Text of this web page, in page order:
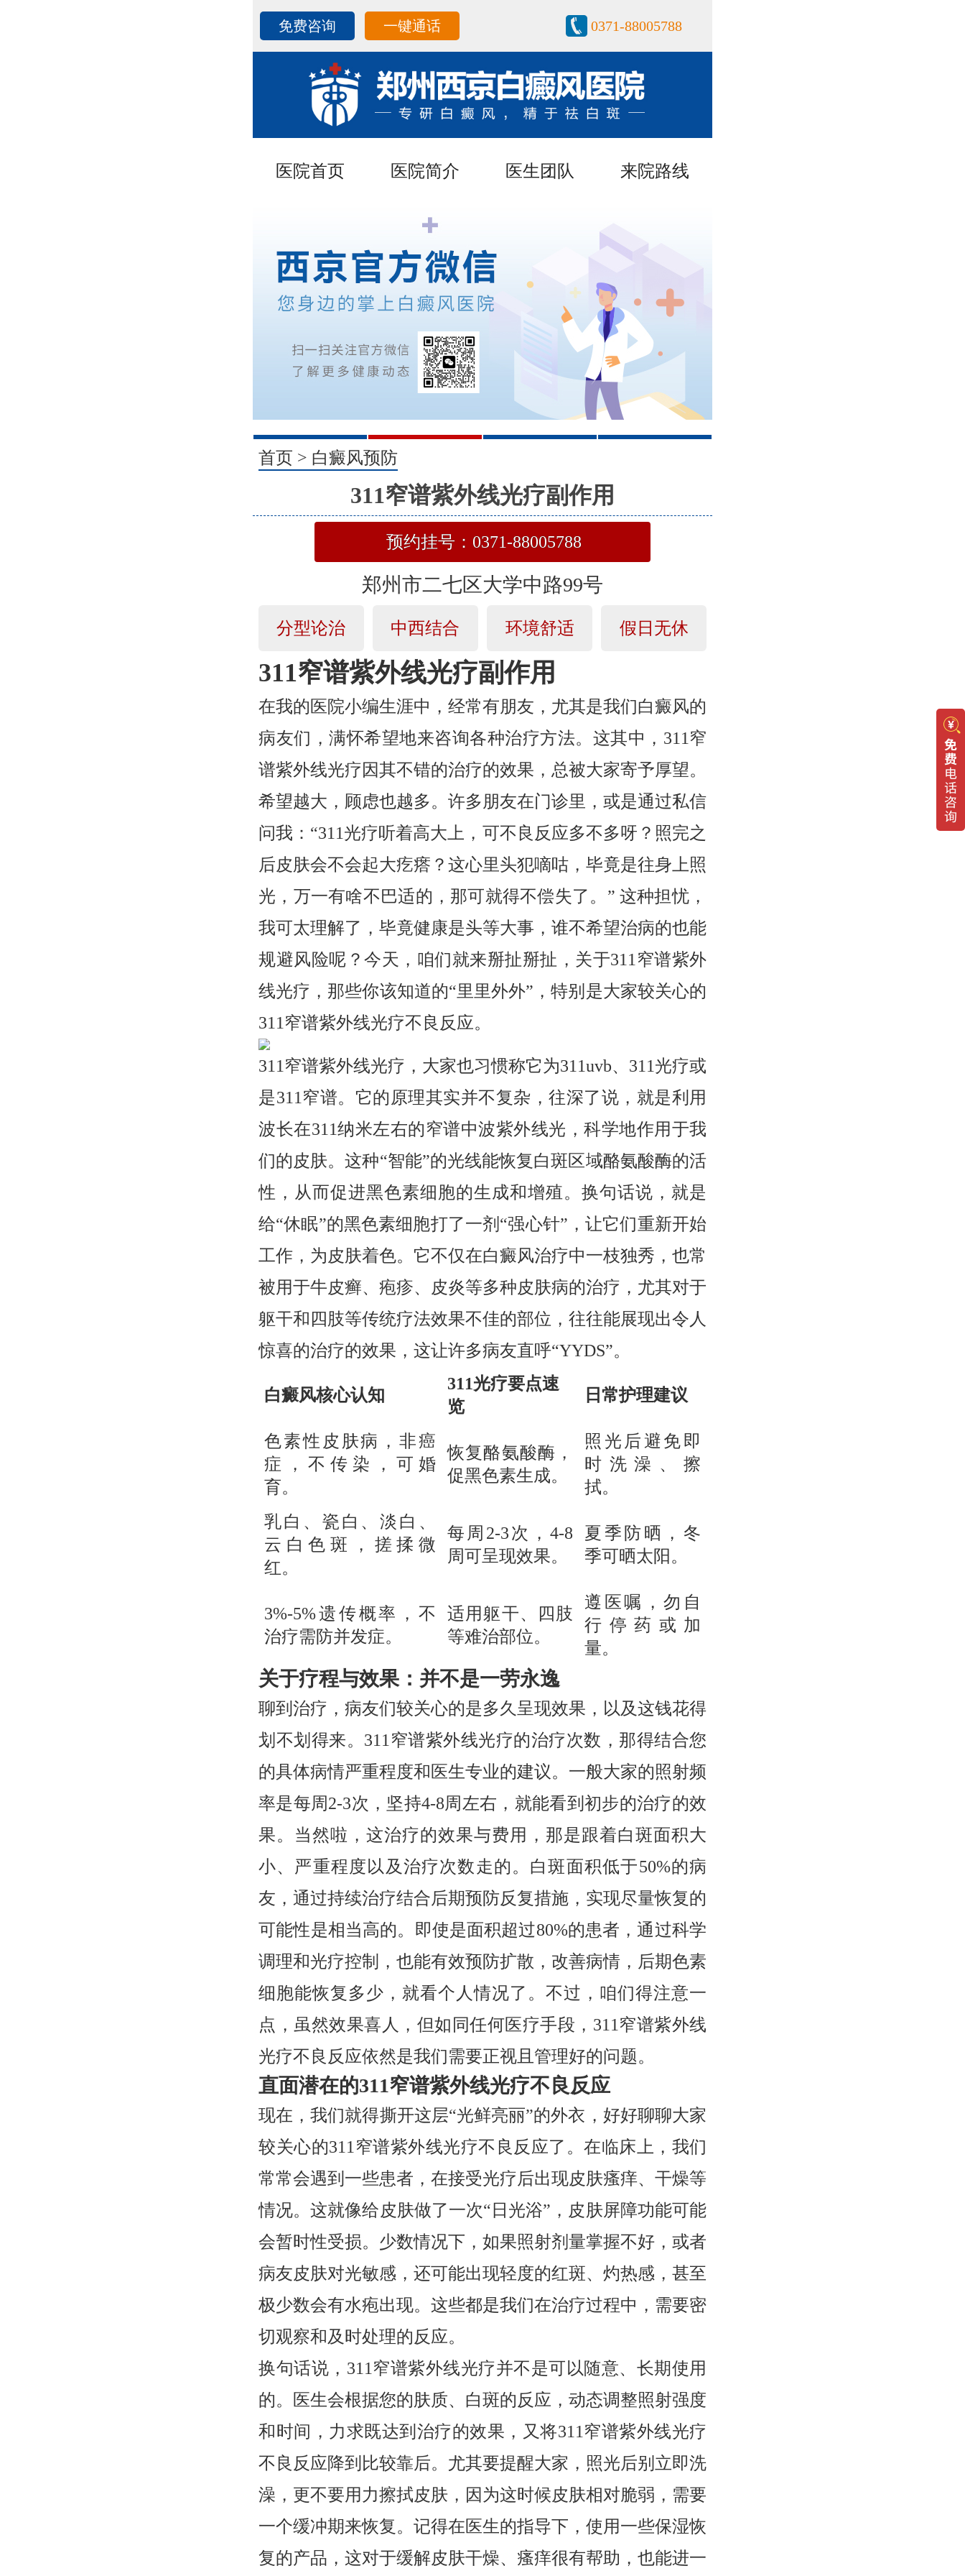
免费咨询 一键通话 0371-88005788
医院首页 医院简介 医生团队 来院路线
1 2 3 4
首页 > 白癜风预防
311窄谱紫外线光疗副作用
预约挂号：0371-88005788
郑州市二七区大学中路99号
分型论治 中西结合 环境舒适 假日无休
311窄谱紫外线光疗副作用
在我的医院小编生涯中，经常有朋友，尤其是我们白癜风的
病友们，满怀希望地来咨询各种治疗方法。这其中，311窄
谱紫外线光疗因其不错的治疗的效果，总被大家寄予厚望。
希望越大，顾虑也越多。许多朋友在门诊里，或是通过私信
问我：“311光疗听着高大上，可不良反应多不多呀？照完之
后皮肤会不会起大疙瘩？这心里头犯嘀咕，毕竟是往身上照
光，万一有啥不巴适的，那可就得不偿失了。” 这种担忧，
我可太理解了，毕竟健康是头等大事，谁不希望治病的也能
规避风险呢？今天，咱们就来掰扯掰扯，关于311窄谱紫外
线光疗，那些你该知道的“里里外外”，特别是大家较关心的
311窄谱紫外线光疗不良反应。
311窄谱紫外线光疗，大家也习惯称它为311uvb、311光疗或
是311窄谱。它的原理其实并不复杂，往深了说，就是利用
波长在311纳米左右的窄谱中波紫外线光，科学地作用于我
们的皮肤。这种“智能”的光线能恢复白斑区域酪氨酸酶的活
性，从而促进黑色素细胞的生成和增殖。换句话说，就是
给“休眠”的黑色素细胞打了一剂“强心针”，让它们重新开始
工作，为皮肤着色。它不仅在白癜风治疗中一枝独秀，也常
被用于牛皮癣、疱疹、皮炎等多种皮肤病的治疗，尤其对于
躯干和四肢等传统疗法效果不佳的部位，往往能展现出令人
惊喜的治疗的效果，这让许多病友直呼“YYDS”。
白癜风核心认知
311光疗要点速
览
日常护理建议
色素性皮肤病，非癌
症，不传染，可婚
育。
恢复酪氨酸酶，
促黑色素生成。
照光后避免即
时洗澡、擦
拭。
乳白、瓷白、淡白、
云白色斑，搓揉微
红。
每周2-3次，4-8
周可呈现效果。
夏季防晒，冬
季可晒太阳。
3%-5%遗传概率，不
治疗需防并发症。
适用躯干、四肢
等难治部位。
遵医嘱，勿自
行停药或加
量。
关于疗程与效果：并不是一劳永逸
聊到治疗，病友们较关心的是多久呈现效果，以及这钱花得
划不划得来。311窄谱紫外线光疗的治疗次数，那得结合您
的具体病情严重程度和医生专业的建议。一般大家的照射频
率是每周2-3次，坚持4-8周左右，就能看到初步的治疗的效
果。当然啦，这治疗的效果与费用，那是跟着白斑面积大
小、严重程度以及治疗次数走的。白斑面积低于50%的病
友，通过持续治疗结合后期预防反复措施，实现尽量恢复的
可能性是相当高的。即使是面积超过80%的患者，通过科学
调理和光疗控制，也能有效预防扩散，改善病情，后期色素
细胞能恢复多少，就看个人情况了。不过，咱们得注意一
点，虽然效果喜人，但如同任何医疗手段，311窄谱紫外线
光疗不良反应依然是我们需要正视且管理好的问题。
直面潜在的311窄谱紫外线光疗不良反应
现在，我们就得撕开这层“光鲜亮丽”的外衣，好好聊聊大家
较关心的311窄谱紫外线光疗不良反应了。在临床上，我们
常常会遇到一些患者，在接受光疗后出现皮肤瘙痒、干燥等
情况。这就像给皮肤做了一次“日光浴”，皮肤屏障功能可能
会暂时性受损。少数情况下，如果照射剂量掌握不好，或者
病友皮肤对光敏感，还可能出现轻度的红斑、灼热感，甚至
极少数会有水疱出现。这些都是我们在治疗过程中，需要密
切观察和及时处理的反应。
换句话说，311窄谱紫外线光疗并不是可以随意、长期使用
的。医生会根据您的肤质、白斑的反应，动态调整照射强度
和时间，力求既达到治疗的效果，又将311窄谱紫外线光疗
不良反应降到比较靠后。尤其要提醒大家，照光后别立即洗
澡，更不要用力擦拭皮肤，因为这时候皮肤相对脆弱，需要
一个缓冲期来恢复。记得在医生的指导下，使用一些保湿恢
复的产品，这对于缓解皮肤干燥、瘙痒很有帮助，也能进一